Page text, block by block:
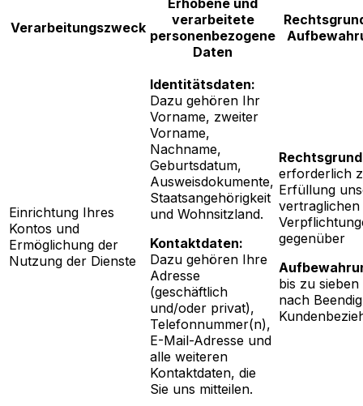
Verarbeitungszweck
verarbeitete
personenbezogene
Daten
Einrichtung Ihres
Kontos und
Ermöglichung der
Nutzung der Dienste
Identitätsdaten:
Dazu gehören Ihr
Vorname, zweiter
Vorname,
Nachname,
Geburtsdatum,
Ausweisdokumente,
Staatsangehörigkeit
und Wohnsitzland.
Kontaktdaten:
Dazu gehören Ihre
Adresse
(geschäftlich
und/oder privat),
Telefonnummer(n),
E-Mail-Adresse und
alle weiteren
Kontaktdaten, die
Sie uns mitteilen.
erforderlich
Erfüllung
vertraglichen
gegenüber
bis zu
nach